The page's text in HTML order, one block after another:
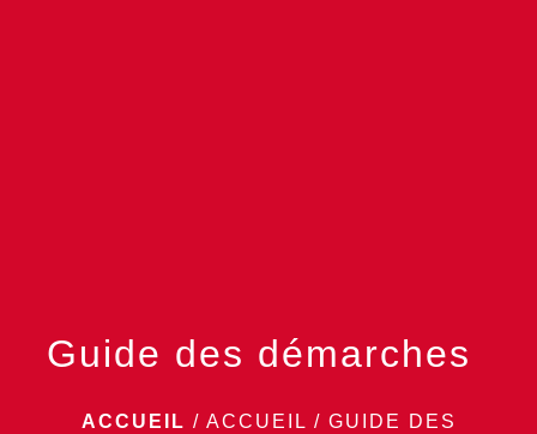
Guide des démarches
ACCUEIL / ACCUEIL / GUIDE DES